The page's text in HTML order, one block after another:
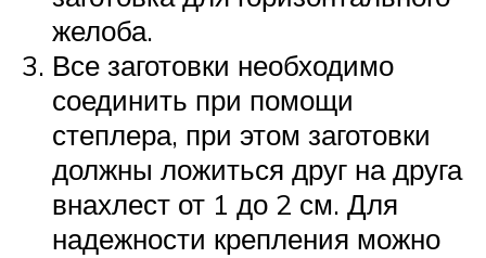
желоба.
Все заготовки необходимо
соединить при помощи
степлера, при этом заготовки
должны ложиться друг на друга
внахлест от 1 до 2 см. Для
надежности крепления можно